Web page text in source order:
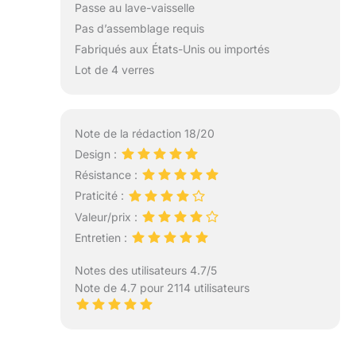
Passe au lave-vaisselle
Pas d’assemblage requis
Fabriqués aux États-Unis ou importés
Lot de 4 verres
Note de la rédaction 18/20
Design :
Résistance :
Praticité :
Valeur/prix :
Entretien :
Notes des utilisateurs 4.7/5
Note de 4.7 pour 2114 utilisateurs